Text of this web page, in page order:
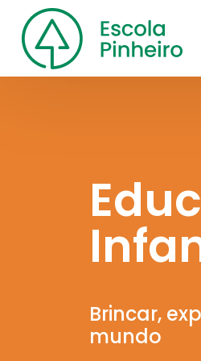
Brincar,
mundo